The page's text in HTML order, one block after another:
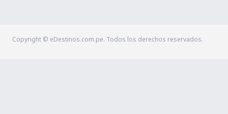
Copyright © eDestinos.com.pe. Todos los derechos reservados.